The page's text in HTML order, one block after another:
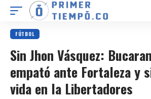
FÚTBOL
Sin Jhon Vásquez:
empató ante Fortaleza y
vida en la Libertadores